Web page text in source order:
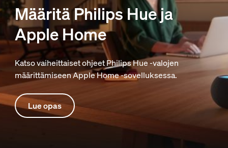
Määritä Philips Hue ja
Apple Home
Katso vaiheittaiset ohjeet Philips Hue -valojen
määrittämiseen Apple Home -sovelluksessa.
Lue opas